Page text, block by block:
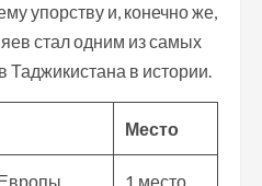
упорству и, конечно же,
стал одним из самых
в истории.
Место
1 место